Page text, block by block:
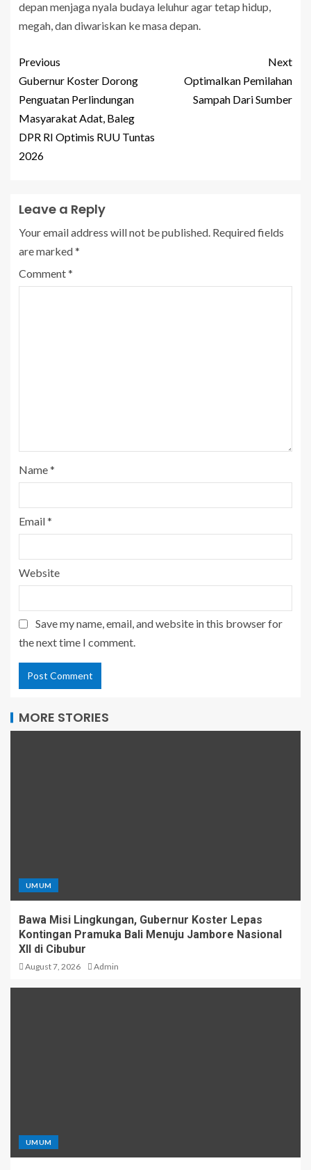
depan menjaga nyala budaya leluhur agar tetap hidup,
megah, dan diwariskan ke masa depan.
Previous
Gubernur Koster Dorong
Penguatan Perlindungan
Masyarakat Adat, Baleg
DPR RI Optimis RUU Tuntas
2026
Next
Optimalkan Pemilahan
Sampah Dari Sumber
Leave a Reply
Your email address will not be published. Required fields
are marked*
Comment*
Name*
Email*
Website
Save my name, email, and website in this browser for
the next time I comment.
MORE STORIES
UMUM
Bawa Misi Lingkungan, Gubernur Koster Lepas
Kontingan Pramuka Bali Menuju Jambore Nasional
XII di Cibubur
August 7, 2026 Admin
UMUM